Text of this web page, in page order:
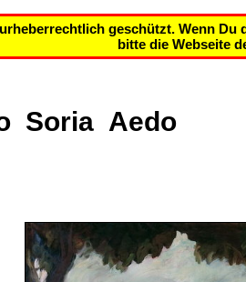
geschützt. Wenn Du
bitte die Webseite
Soria Aedo